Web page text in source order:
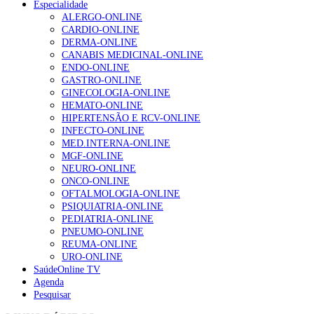
1.º Episódio do Podcast “Frequência Cardio – Sintoniza-
te na Insuficiência Cardíaca” da Bayer
207 visualizações
Enfermagem Forense. “Da urgência ao tribunal, cada
gesto conta e cada profissional faz a diferença”
203 visualizações
Alguns milhares de utentes podem ficar sem médico de
família com nova regras do registo, alerta associação
162 visualizações
“Os programas de rastreio do cancro do pulmão são
custo-efetivos e representam um investimento
sustentável para os sistemas de saúde”
94 visualizações
Especialidade
ALERGO-ONLINE
CARDIO-ONLINE
DERMA-ONLINE
CANABIS MEDICINAL-ONLINE
ENDO-ONLINE
GASTRO-ONLINE
GINECOLOGIA-ONLINE
HEMATO-ONLINE
HIPERTENSÃO E RCV-ONLINE
INFECTO-ONLINE
MED.INTERNA-ONLINE
MGF-ONLINE
NEURO-ONLINE
ONCO-ONLINE
OFTALMOLOGIA-ONLINE
PSIQUIATRIA-ONLINE
PEDIATRIA-ONLINE
PNEUMO-ONLINE
REUMA-ONLINE
URO-ONLINE
SaúdeOnline TV
Agenda
Pesquisar